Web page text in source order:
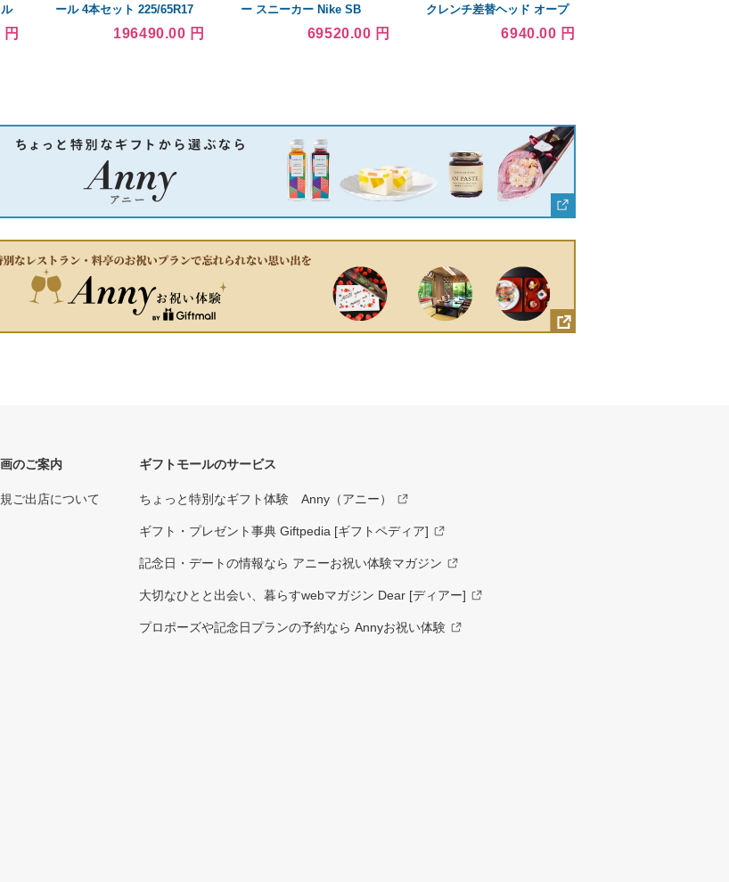
ール 4本セット 225/65R17
102H ヨコハマ ジオランダー
CV G058 正規品 BBS LM
196490.00 円
ー スニーカー Nike SB
Bruin The Poets
69520.00 円
クレンチ差替ヘッド オープ
ンリング 733/1024
6940.00 円
のご案内
ご出店について
ギフトモールのサービス
ちょっと特別なギフト体験 Anny（アニー）
ギフト・プレゼント事典 Giftpedia [ギフトペディア]
記念日・デートの情報なら アニーお祝い体験マガジン
大切なひとと出会い、暮らすwebマガジン Dear [ディアー]
プロポーズや記念日プランの予約なら Annyお祝い体験